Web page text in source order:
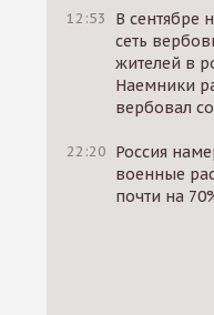
12:53
В сентябре
сеть
жителей в
Наемники
вербовал
22:20 Россия
военные
почти на